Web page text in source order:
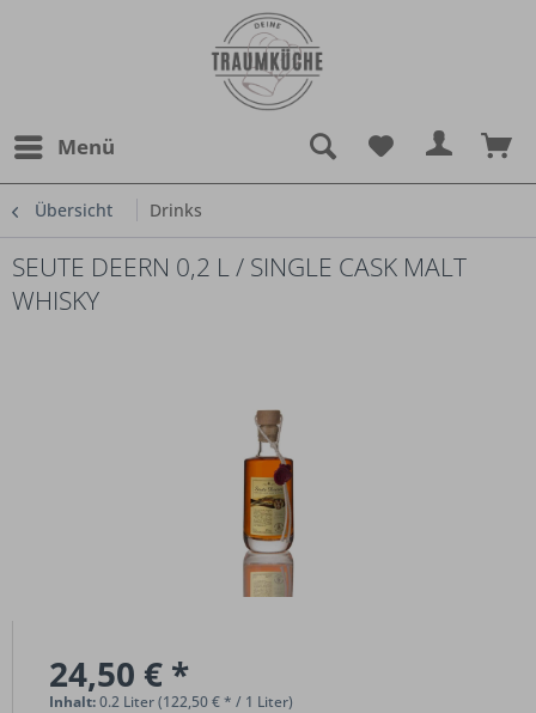
Menü
Übersicht Drinks
SEUTE DEERN 0,2 L / SINGLE CASK MALT
WHISKY
24,50 € *
Inhalt:0.2 Liter (122,50 € * / 1 Liter)